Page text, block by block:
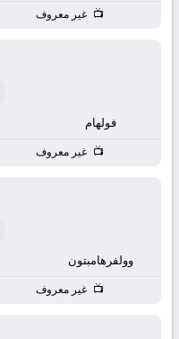
مباريات
مباشر
live
غير معروف
فولهام
غير معروف
وولفرهامبتون
غير معروف